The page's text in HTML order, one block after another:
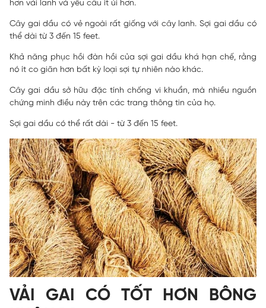
hơn vải lanh và yêu cầu ít ủi hơn.
Cây gai dầu có vẻ ngoài rất giống với cây lanh. Sợi gai dầu có
thể dài từ 3 đến 15 feet.
Khả năng phục hồi đàn hồi của sợi gai dầu khá hạn chế, rằng
nó ít co giãn hơn bất kỳ loại sợi tự nhiên nào khác.
Cây gai dầu sở hữu đặc tính chống vi khuẩn, mà nhiều nguồn
chứng minh điều này trên các trang thông tin của họ.
Sợi gai dầu có thể rất dài - từ 3 đến 15 feet.
VẢI GAI CÓ TỐT HƠN BÔNG